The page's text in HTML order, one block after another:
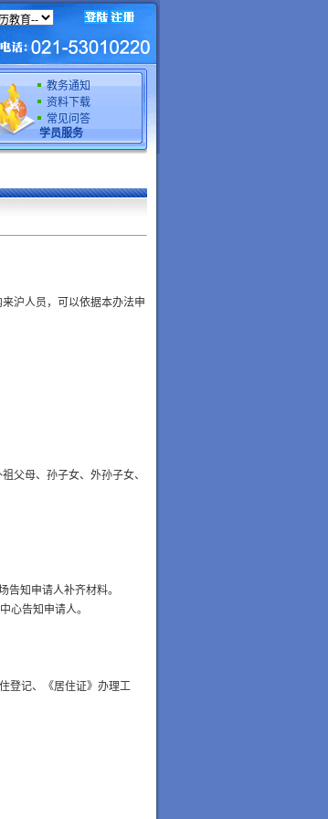
教务通知
资料下载
常见问答
学员服务
沪人员，可以依据本办法申
父母、孙子女、外孙子女、
告知申请人补齐材料。
心告知申请人。
登记、《居住证》办理工